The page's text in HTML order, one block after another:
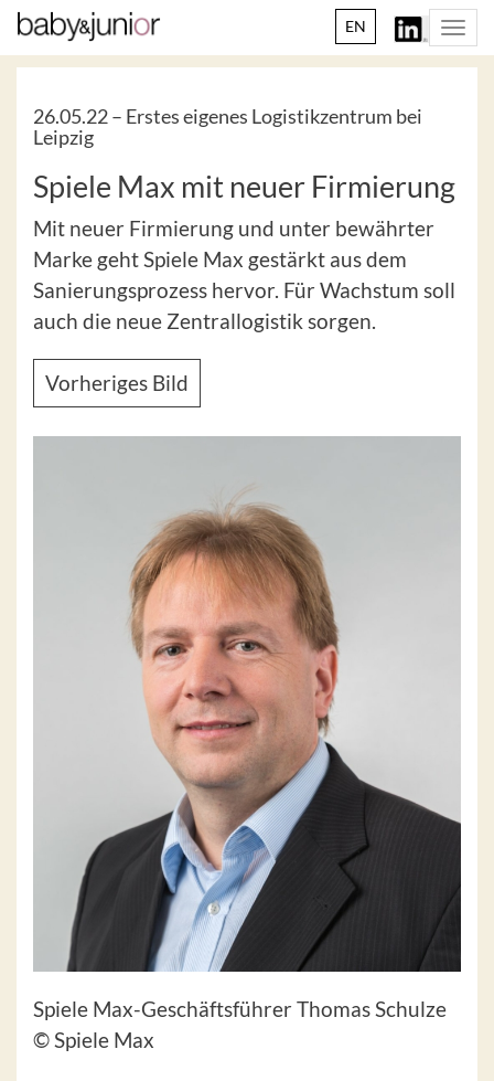
EN
26.05.22 – Erstes eigenes Logistikzentrum bei
Leipzig
Spiele Max mit neuer Firmierung
Mit neuer Firmierung und unter bewährter
Marke geht Spiele Max gestärkt aus dem
Sanierungsprozess hervor. Für Wachstum soll
auch die neue Zentrallogistik sorgen.
Vorheriges Bild
Spiele Max-Geschäftsführer Thomas Schulze
© Spiele Max